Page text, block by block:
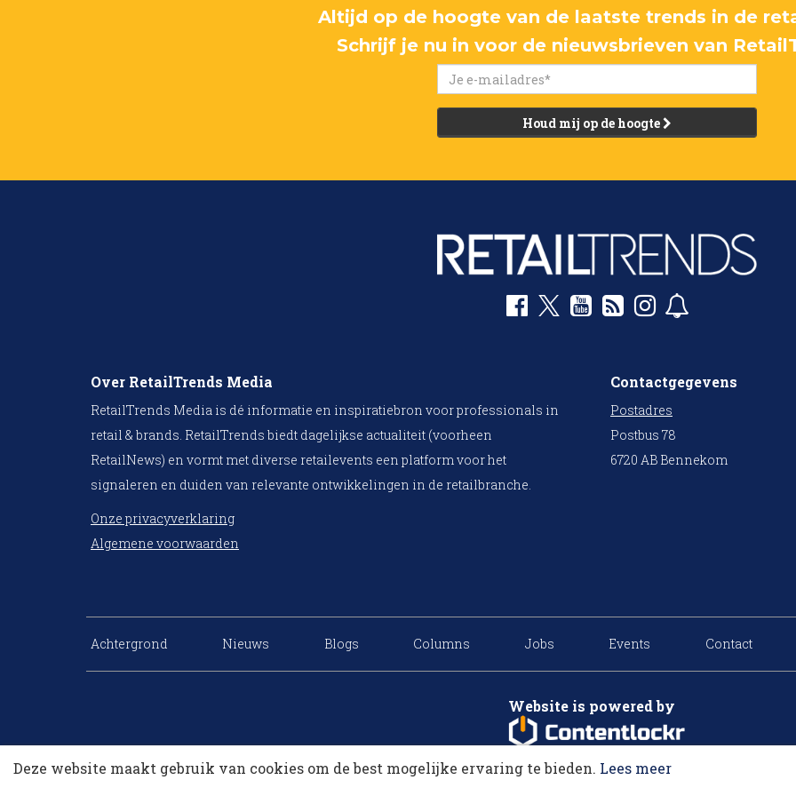
Altijd op de hoogte van de laatste trends in de
Schrijf je nu in voor de nieuwsbrieven van
Houd mij op de hoogte
Over RetailTrends Media
RetailTrends Media is dé informatie en inspiratiebron voor professionals in
retail & brands. RetailTrends biedt dagelijkse actualiteit (voorheen
RetailNews) en vormt met diverse retailevents een platform voor het
signaleren en duiden van relevante ontwikkelingen in de retailbranche.
Onze privacyverklaring
Algemene voorwaarden
Contactgegevens
Postadres
Postbus 78
6720 AB Bennekom
Achtergrond Nieuws Blogs Columns Jobs Events Contact
Website is powered by
Deze website maakt gebruik van cookies om de best mogelijke ervaring te bieden. Lees meer